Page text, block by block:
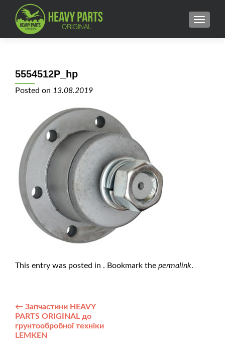
MENU
5554512Р_hp
Posted on 13.08.2019
This entry was posted in . Bookmark the permalink.
Post
navigation
← Запчастини HEAVY
PARTS ORIGINAL до
грунтообробної техніки
LEMKEN